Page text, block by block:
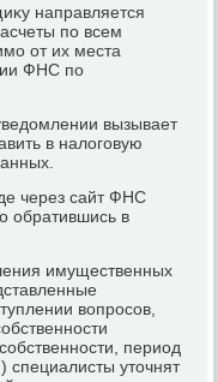
направляется
по всем
от их места
ФНС по
вызывает
в налοговую
через сайт ФНС
обратившись в
имущественных
вοпросов,
период
специалисты утοчнят